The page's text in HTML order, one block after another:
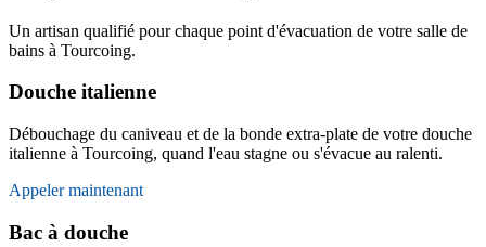
Un artisan qualifié pour chaque point d'évacuation de votre salle de
bains à Tourcoing.
Douche italienne
Débouchage du caniveau et de la bonde extra-plate de votre douche
italienne à Tourcoing, quand l'eau stagne ou s'évacue au ralenti.
Appeler maintenant
Bac à douche